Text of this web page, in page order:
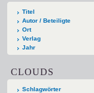
Titel
Autor / Beteiligte
Ort
Verlag
Jahr
CLOUDS
Schlagwörter